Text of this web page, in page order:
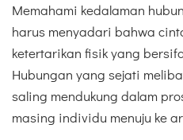
Memahami kedalaman
harus menyadari bahwa
ketertarikan fisik yang
Hubungan yang sejati
saling mendukung dalam
masing individu menuju ke